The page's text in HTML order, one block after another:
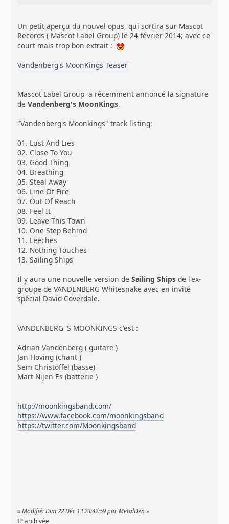
Un petit aperçu du nouvel opus, qui sortira sur Mascot
Records ( Mascot Label Group) le 24 février 2014; avec ce
court mais trop bon extrait :
Vandenberg's MoonKings Teaser
Mascot Label Group a récemment annoncé la signature
deVandenberg's MoonKings.
"Vandenberg's Moonkings" track listing:
01. Lust And Lies
02. Close To You
03. Good Thing
04. Breathing
05. Steal Away
06. Line Of Fire
07. Out Of Reach
08. Feel It
09. Leave This Town
10. One Step Behind
11. Leeches
12. Nothing Touches
13. Sailing Ships
Il y aura une nouvelle version deSailing Shipsde l'ex-
groupe de VANDENBERG Whitesnake avec en invité
spécial David Coverdale.
VANDENBERG 'S MOONKINGS c'est :
Adrian Vandenberg ( guitare )
Jan Hoving (chant )
Sem Christoffel (basse)
Mart Nijen Es (batterie )
http://moonkingsband.com/
https://www.facebook.com/moonkingsband
https://twitter.com/Moonkingsband
«Modifié: Dim 22 Déc 13 23:42:59 par MetalDen »
IP archivée